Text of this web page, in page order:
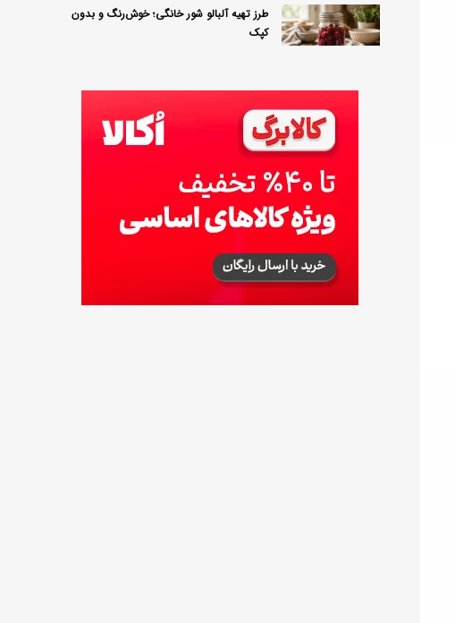
طرز تهیه آلبالو شور خانگی؛ خوش‌رنگ و بدون
کپک
طرز تهیه پنکیک با شیره انگور؛ صبحانه‌ای سالم و
انرژی‌بخش
14 مرداد 1405
۳۵ لیست غذاهای جدید و متفاوت؛ برای ناهار و
مهمانی
14 مرداد 1405
طرز تهیه پش ملبا (پیچ ملبا)؛ دسر کلاسیک هلو
و بستنی
13 مرداد 1405